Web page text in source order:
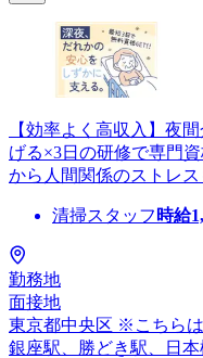
【効率よく高収入】夜
げる×3日の研修で専門
から人間関係のストレ
清掃スタッフ 時給
勤務地
面接地
東京都中央区 ※こちら
銀座駅、勝どき駅、日